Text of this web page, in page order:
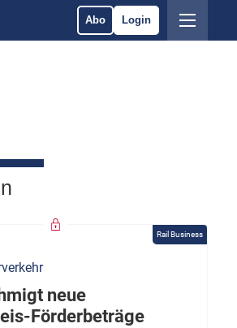
Abo Login
Rail Business
neue
Förderbeträge